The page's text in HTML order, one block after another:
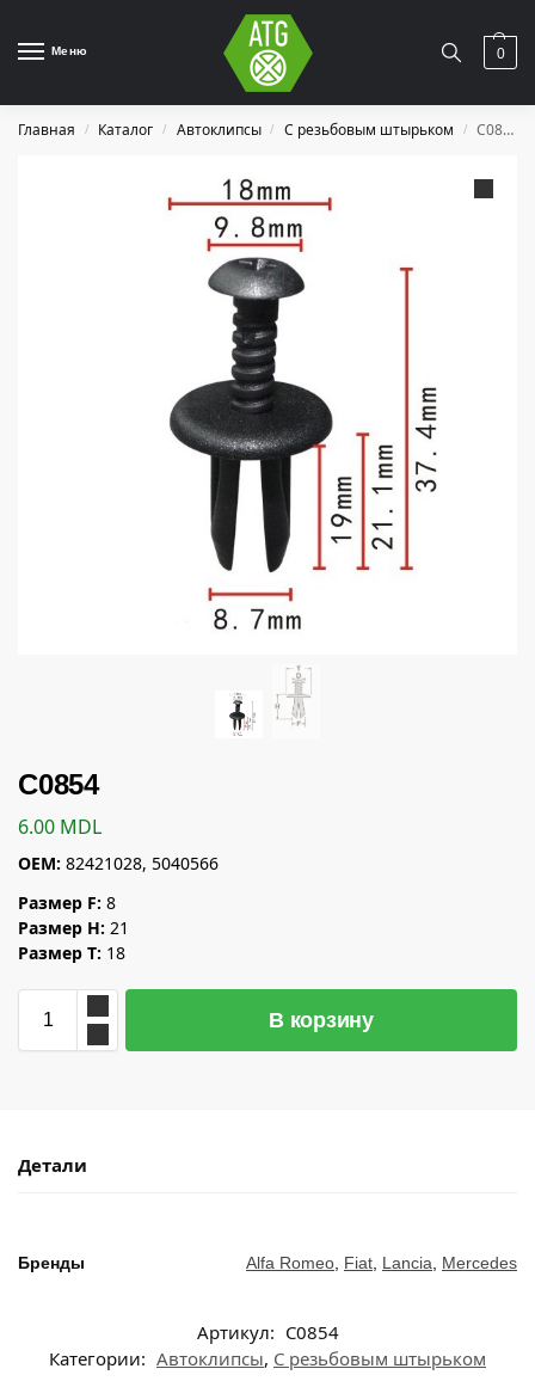
Меню 0
Главная / Каталог / Автоклипсы / С резьбовым штырьком / C0854
C0854
6.00 MDL
OEM: 82421028, 5040566
Размер F: 8
Размер H: 21
Размер T: 18
В корзину
Детали
Бренды Alfa Romeo Fiat Lancia Mercedes
Артикул: C0854
Категории: Автоклипсы, С резьбовым штырьком